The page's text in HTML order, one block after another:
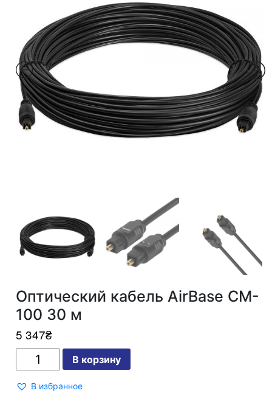
Оптический кабель AirBase CM-
100 30 м
5 347₴
кабель
CM-
В корзину
В избранное